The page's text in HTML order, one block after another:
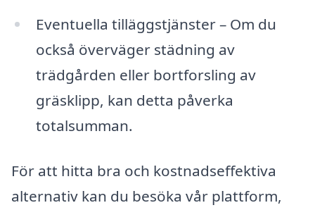
Eventuella tilläggstjänster – Om du
också överväger städning av
trädgården eller bortforsling av
gräsklipp, kan detta påverka
totalsumman.
För att hitta bra och kostnadseffektiva
alternativ kan du besöka vår plattform,